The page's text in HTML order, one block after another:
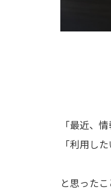
「最近、
「利用し
と思った